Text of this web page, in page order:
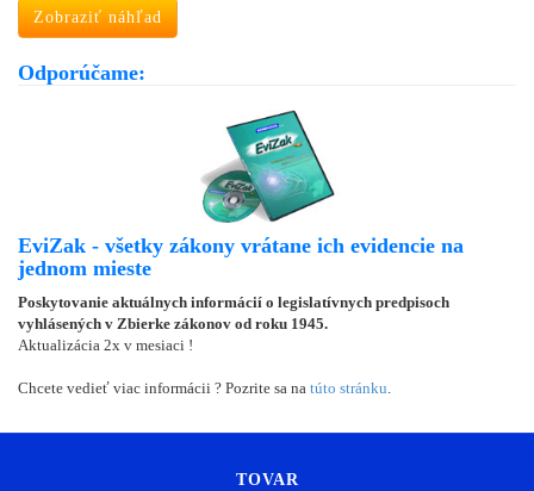
Zobraziť náhľad
Odporúčame:
EviZak - všetky zákony vrátane ich evidencie na
jednom mieste
Poskytovanie aktuálnych informácií o legislatívnych predpisoch
vyhlásených v Zbierke zákonov od roku 1945.
Aktualizácia 2x v mesiaci !
Chcete vedieť viac informácii ? Pozrite sa na túto stránku
TOVAR